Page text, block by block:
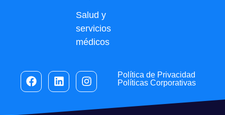
Salud y
servicios
médicos
Política de Privacidad
Políticas Corporativas